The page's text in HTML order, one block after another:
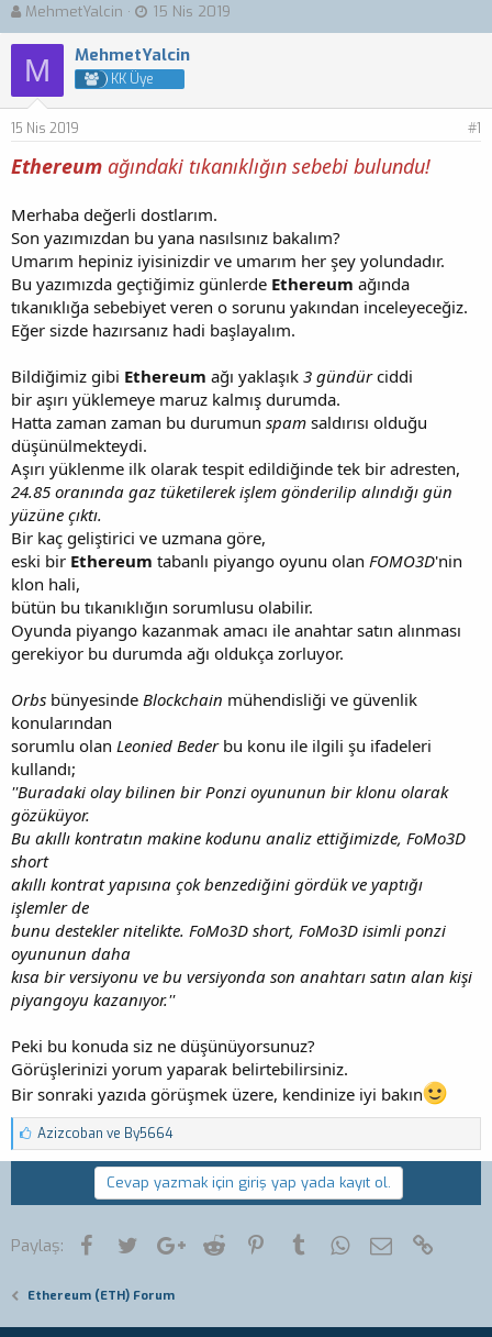
K
o
n
b
y
u
a
l
t
a
n
MehmetYalcin
B
a
ş
l
a
n
ç
a
i
h
i
15 Nis 2019
M MehmetYalcin
KK Üye
15 Nis 2019 #1
Ethereum ağındaki tıkanıklığın sebebi bulundu!
Merhaba değerli dostlarım.
Son yazımızdan bu yana nasılsınız bakalım?
Umarım hepiniz iyisinizdir ve umarım her şey yolundadır.
Bu yazımızda geçtiğimiz günlerde Ethereum ağında
tıkanıklığa sebebiyet veren o sorunu yakından inceleyeceğiz.
Eğer sizde hazırsanız hadi başlayalım.
Bildiğimiz gibi Ethereum ağı yaklaşık 3 gündürciddi
bir aşırı yüklemeye maruz kalmış durumda.
Hatta zaman zaman bu durumun spam saldırısı olduğu
düşünülmekteydi.
Aşırı yüklenme ilk olarak tespit edildiğinde tek bir adresten,
24.85 oranında gaz tüketilerek işlem gönderilip alındığı gün
yüzüne çıktı.
Bir kaç geliştirici ve uzmana göre,
eski bir Ethereum tabanlı piyango oyunu olan FOMO3D'nin
klon hali,
bütün bu tıkanıklığın sorumlusu olabilir.
Oyunda piyango kazanmak amacı ile anahtar satın alınması
gerekiyor bu durumda ağı oldukça zorluyor.
Orbs bünyesinde Blockchain mühendisliği ve güvenlik
konularından
sorumlu olan Leonied Bederbu konu ile ilgili şu ifadeleri
kullandı;
''Buradaki olay bilinen bir Ponzi oyununun bir klonu olarak
gözüküyor.
Bu akıllı kontratın makine kodunu analiz ettiğimizde, FoMo3D
short
akıllı kontrat yapısına çok benzediğini gördük ve yaptığı
işlemler de
bunu destekler nitelikte. FoMo3D short, FoMo3D isimli ponzi
oyununun daha
kısa bir versiyonu ve bu versiyonda son anahtarı satın alan kişi
piyangoyu kazanıyor.''
Peki bu konuda siz ne düşünüyorsunuz?
Görüşlerinizi yorum yaparak belirtebilirsiniz.
Bir sonraki yazıda görüşmek üzere, kendinize iyi bakın
B
e
n
l
e
:
Azizcoban ve By5664
Cevap yazmak için giriş yap yada kayıt ol.
Paylaş: FacebookTwitterGoogle+
Reddit PinterestTumblrWhatsApp
E-posta
Ethereum (ETH) Forum